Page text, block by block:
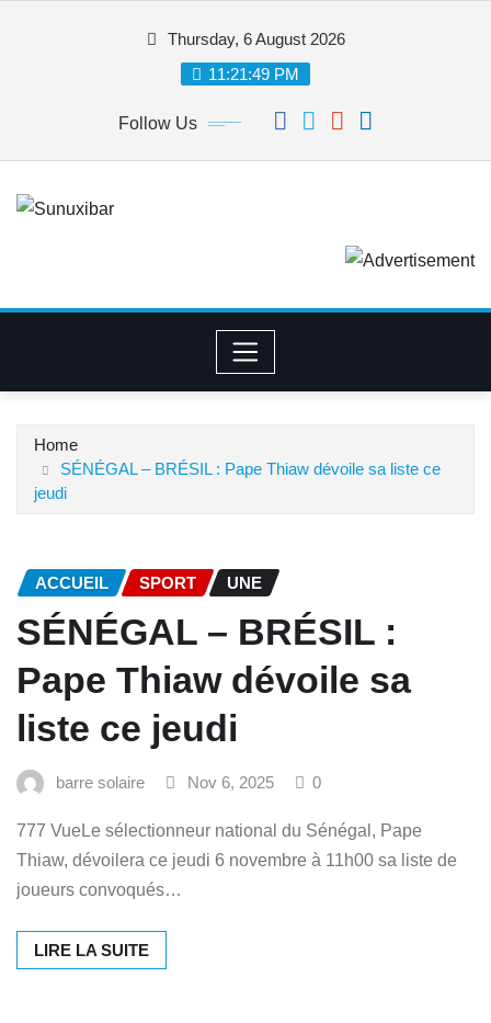
Thursday, 6 August 2026
11:21:50 PM
Follow Us
Home
SÉNÉGAL – BRÉSIL : Pape Thiaw dévoile sa liste ce
jeudi
ACCUEIL SPORT UNE
SÉNÉGAL – BRÉSIL :
Pape Thiaw dévoile sa
liste ce jeudi
barre solaire Nov 6, 2025 0
777 VueLe sélectionneur national du Sénégal, Pape
Thiaw, dévoilera ce jeudi 6 novembre à 11h00 sa liste de
joueurs convoqués…
LIRE LA SUITE